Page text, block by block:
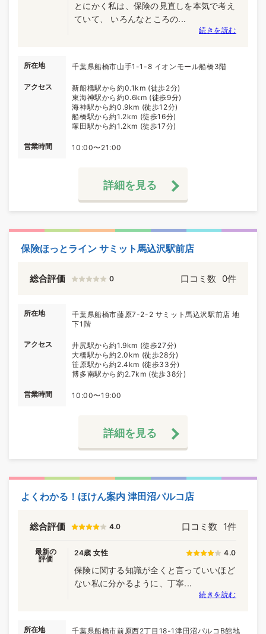
とにかく私は、保険の見直しを本気で考え
ていて、 いろんなところの...
続きを読む
所在地 千葉県船橋市山手1-1-8 イオンモール船橋3階
アクセス
新船橋駅から約0.1km (徒歩2分)
東海神駅から約0.6km (徒歩9分)
海神駅から約0.9km (徒歩12分)
船橋駅から約1.2km (徒歩16分)
塚田駅から約1.2km (徒歩17分)
営業時間 10:00〜21:00
詳細を見る
保険ほっとライン サミット馬込沢駅前店
総合評価 0 口コミ数 0件
所在地
千葉県船橋市藤原7-2-2 サミット馬込沢駅前店 地
下1階
アクセス
井尻駅から約1.9km (徒歩27分)
大橋駅から約2.0km (徒歩28分)
笹原駅から約2.4km (徒歩33分)
博多南駅から約2.7km (徒歩38分)
営業時間 10:00〜19:00
詳細を見る
よくわかる！ほけん案内 津田沼パルコ店
総合評価 4.0 口コミ数 1件
最新の
評価
24歳 女性 4.0
保険に関する知識が全くと言っていいほど
ない私に分かるように、丁寧...
続きを読む
所在地 千葉県船橋市前原西2丁目18-1津田沼パルコB館地